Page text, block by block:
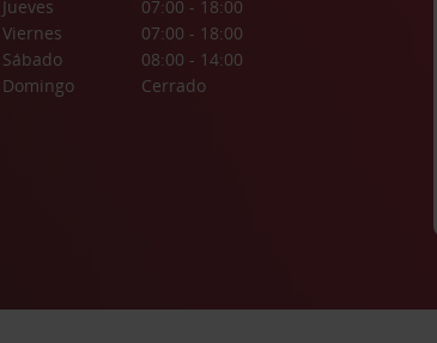
Jueves
07:00 - 18:00
Viernes
07:00 - 18:00
Sábado
08:00 - 14:00
Domingo
Cerrado